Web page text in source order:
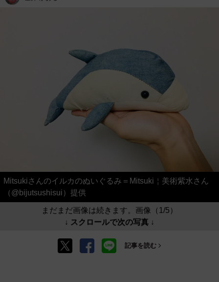
Mitsukiさんのイルカのぬいぐるみ＝Mitsuki￤美術紫水さん
（@bijutsushisui）提供
まだまだ画像は続きます。画像（1/5）
↓ スクロールで次の写真 ↓
記事を読む